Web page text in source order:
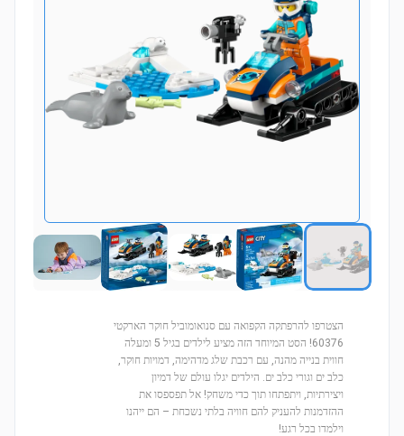
הצטרפו להרפתקה הקפואה עם סנואומוביל חוקר הארקטי
60376! הסט המיוחד הזה מציע לילדים בגיל 5 ומעלה
חווית בנייה מהנה, עם רכבת שלג מדהימה, דמויות חוקר,
כלב ים וגורי כלב ים. הילדים יגלו עולם של דמיון
ויצירתיות, ויתפתחו תוך כדי משחק! אל תפספסו את
ההזדמנות להעניק להם חוויה בלתי נשכחת – הם ייהנו
וילמדו בכל רגע!